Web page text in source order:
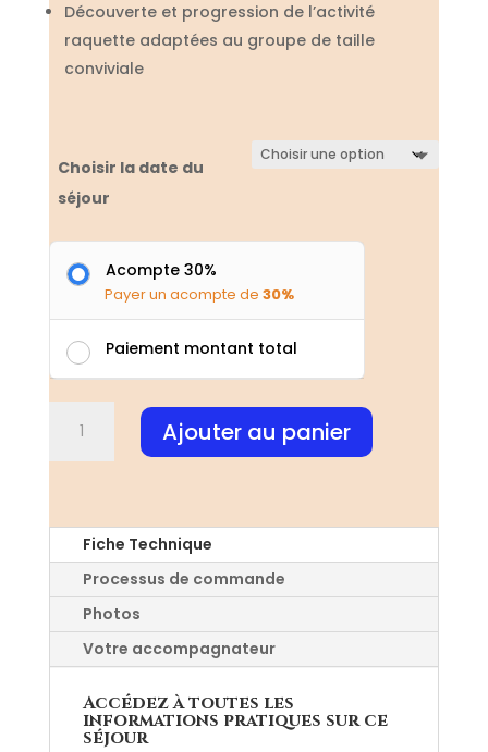
Découverte et progression de l’activité
raquette adaptées au groupe de taille
conviviale
Choisir la date du
séjour
Acompte 30%
Payer un acompte de 30%
Paiement montant total
Séjour
Ajouter au panier
Fiche Technique
Processus de commande
Photos
Votre accompagnateur
Accédez à toutes les
informations pratiques sur ce
séjour